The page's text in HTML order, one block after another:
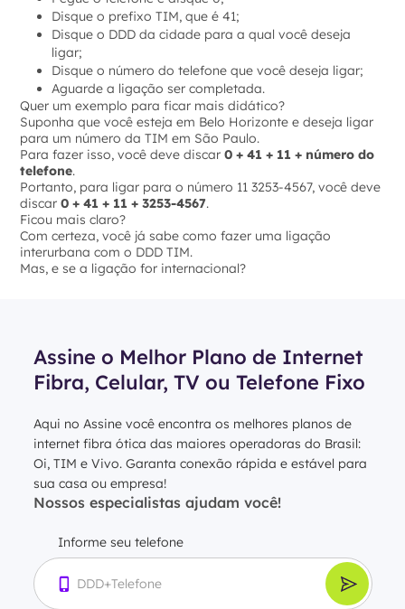
Disque o prefixo TIM, que é 41;
Disque o DDD da cidade para a qual você deseja
ligar;
Disque o número do telefone que você deseja ligar;
Aguarde a ligação ser completada.
Quer um exemplo para ficar mais didático?
Suponha que você esteja em Belo Horizonte e deseja ligar
para um número da TIM em São Paulo.
Para fazer isso, você deve discar0 + 41 + 11 + número do
telefone.
Portanto, para ligar para o número 11 3253-4567, você deve
discar0 + 41 + 11 + 3253-4567.
Ficou mais claro?
Com certeza, você já sabe como fazer uma ligação
interurbana com o DDD TIM.
Mas, e se a ligação for internacional?
Assine o Melhor Plano de Internet
Fibra, Celular, TV ou Telefone Fixo
Aqui no Assine você encontra os melhores planos de
internet fibra ótica das maiores operadoras do Brasil:
Oi, TIM e Vivo. Garanta conexão rápida e estável para
sua casa ou empresa!
Nossos especialistas ajudam você!
Informe seu telefone